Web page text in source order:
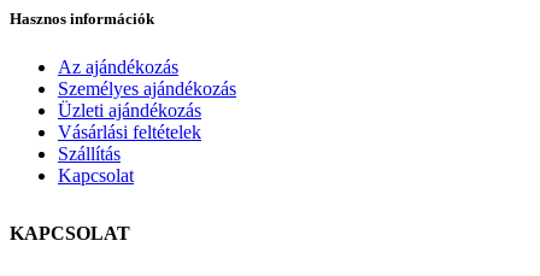
Hasznos információk
Az ajándékozás
Személyes ajándékozás
Üzleti ajándékozás
Vásárlási feltételek
Szállítás
Kapcsolat
KAPCSOLAT